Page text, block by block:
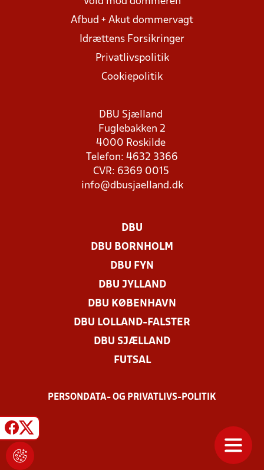
Afbud + Akut dommervagt
Idrættens Forsikringer
Privatlivspolitik
Cookiepolitik
DBU Sjælland
Fuglebakken 2
4000 Roskilde
Telefon: 4632 3366
CVR: 6369 0015
info@dbusjaelland.dk
DBU
DBU BORNHOLM
DBU FYN
DBU JYLLAND
DBU KØBENHAVN
DBU LOLLAND-FALSTER
DBU SJÆLLAND
FUTSAL
PERSONDATA- OG PRIVATLIVS-POLITIK